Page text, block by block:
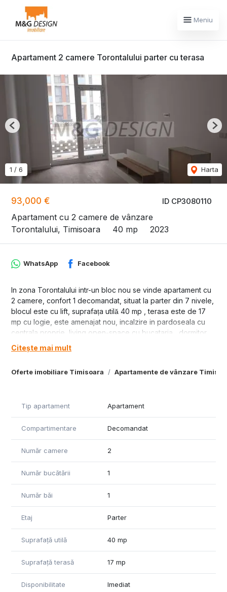
Meniu
Apartament 2 camere Torontalului parter cu terasa
ID CP3080110
93,000 €
Apartament cu 2 camere de vânzare
Torontalului, Timisoara
40 mp 2023
1 / 6 Harta
Previous
Oferte imobiliare Timisoara Apartamente de vânzare
WhatsApp Facebook
In zona Torontalului intr-un bloc nou se vinde apartament cu
2 camere, confort 1 decomandat, situat la parter din 7 nivele,
blocul este cu lift, suprafața utilă 40 mp , terasa este de 17
mp cu logie, este amenajat nou, incalzire in pardoseala cu
centrala proprie, living open-space cu bucataria , dormitor
separat , baie moderna , pret 93000 euro.
Citește mai mult
Tip apartament Apartament
Compartimentare Decomandat
Număr camere 2
Număr bucătării 1
Număr băi 1
Etaj Parter
Suprafață utilă 40 mp
Suprafață terasă 17 mp
Disponibilitate Imediat